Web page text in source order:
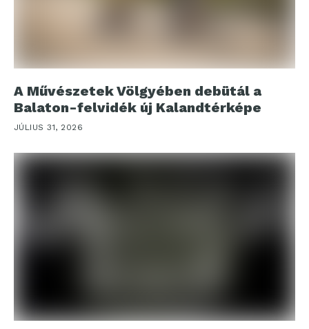
A Művészetek Völgyében debütál a
Balaton-felvidék új Kalandtérképe
JÚLIUS 31, 2026